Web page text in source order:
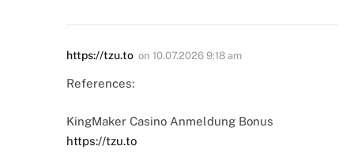
https://tzu.to on 10.07.2026 9:18 am
References:
KingMaker Casino Anmeldung Bonus
https://tzu.to